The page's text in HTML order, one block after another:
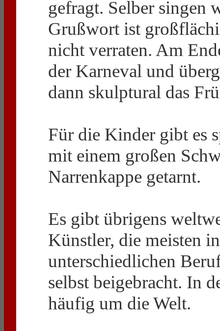
gefragt. Selber singen
Grußwort ist
nicht verraten. Am
der Karneval und
dann skulptural das
Für die Kinder gibt es
mit einem großen
Narrenkappe getarnt.
Es gibt übrigens
Künstler, die meisten
unterschiedlichen
selbst beigebracht. In
häufig um die Welt.